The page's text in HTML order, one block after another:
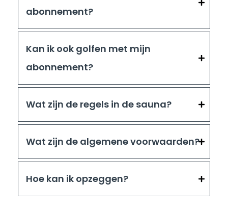
abonnement?
Kan ik ook golfen met mijn
abonnement?
Wat zijn de regels in de sauna?
Wat zijn de algemene voorwaarden?
Hoe kan ik opzeggen?